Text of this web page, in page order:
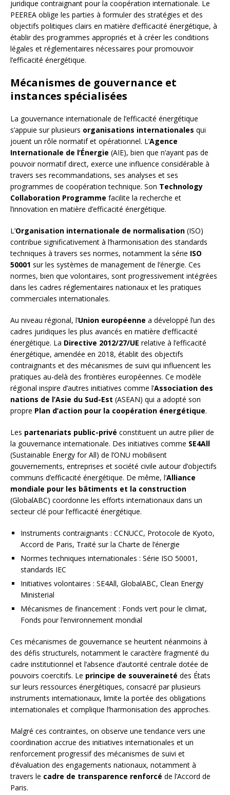
juridique contraignant pour la coopération internationale. Le
PEEREA oblige les parties à formuler des stratégies et des
objectifs politiques clairs en matière d’efficacité énergétique, à
établir des programmes appropriés et à créer les conditions
légales et réglementaires nécessaires pour promouvoir
l’efficacité énergétique.
Mécanismes de gouvernance et
instances spécialisées
La gouvernance internationale de l’efficacité énergétique
s’appuie sur plusieurs organisations internationales qui
jouent un rôle normatif et opérationnel. L’Agence
Internationale de l’Énergie (AIE), bien que n’ayant pas de
pouvoir normatif direct, exerce une influence considérable à
travers ses recommandations, ses analyses et ses
programmes de coopération technique. Son Technology
Collaboration Programme facilite la recherche et
l’innovation en matière d’efficacité énergétique.
L’Organisation internationale de normalisation (ISO)
contribue significativement à l’harmonisation des standards
techniques à travers ses normes, notamment la série ISO
50001 sur les systèmes de management de l’énergie. Ces
normes, bien que volontaires, sont progressivement intégrées
dans les cadres réglementaires nationaux et les pratiques
commerciales internationales.
Au niveau régional, l’Union européenne a développé l’un des
cadres juridiques les plus avancés en matière d’efficacité
énergétique. La Directive 2012/27/UE relative à l’efficacité
énergétique, amendée en 2018, établit des objectifs
contraignants et des mécanismes de suivi qui influencent les
pratiques au-delà des frontières européennes. Ce modèle
régional inspire d’autres initiatives comme l’Association des
nations de l’Asie du Sud-Est (ASEAN) qui a adopté son
propre Plan d’action pour la coopération énergétique.
Les partenariats public-privé constituent un autre pilier de
la gouvernance internationale. Des initiatives comme SE4All
(Sustainable Energy for All) de l’ONU mobilisent
gouvernements, entreprises et société civile autour d’objectifs
communs d’efficacité énergétique. De même, l’Alliance
mondiale pour les bâtiments et la construction
(GlobalABC) coordonne les efforts internationaux dans un
secteur clé pour l’efficacité énergétique.
Instruments contraignants : CCNUCC, Protocole de Kyoto,
Accord de Paris, Traité sur la Charte de l’énergie
Normes techniques internationales : Série ISO 50001,
standards IEC
Initiatives volontaires : SE4All, GlobalABC, Clean Energy
Ministerial
Mécanismes de financement : Fonds vert pour le climat,
Fonds pour l’environnement mondial
Ces mécanismes de gouvernance se heurtent néanmoins à
des défis structurels, notamment le caractère fragmenté du
cadre institutionnel et l’absence d’autorité centrale dotée de
pouvoirs coercitifs. Le principe de souveraineté des États
sur leurs ressources énergétiques, consacré par plusieurs
instruments internationaux, limite la portée des obligations
internationales et complique l’harmonisation des approches.
Malgré ces contraintes, on observe une tendance vers une
coordination accrue des initiatives internationales et un
renforcement progressif des mécanismes de suivi et
d’évaluation des engagements nationaux, notamment à
travers le cadre de transparence renforcé de l’Accord de
Paris.